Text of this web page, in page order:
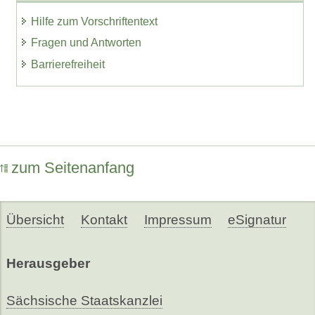
Hilfe zum Vorschriftentext
Fragen und Antworten
Barrierefreiheit
zum Seitenanfang
Übersicht Kontakt Impressum eSignatur
Herausgeber
Sächsische Staatskanzlei